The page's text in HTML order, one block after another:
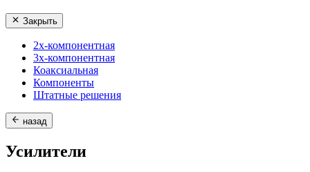
Закрыть
2х-компонентная
3х-компонентная
Коаксиальная
Компоненты
Штатные решения
назад
Усилители